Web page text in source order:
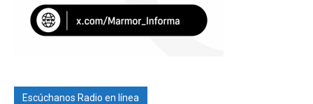
Escúchanos Radio en línea